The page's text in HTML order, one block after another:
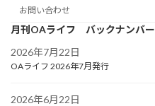
お問い合わせ
月刊OAライフ バックナンバー
2026年7月22日
OAライフ 2026年7月発行
2026年6月22日